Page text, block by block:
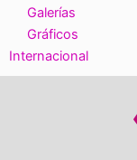
Galerías
Gráficos
Internacional